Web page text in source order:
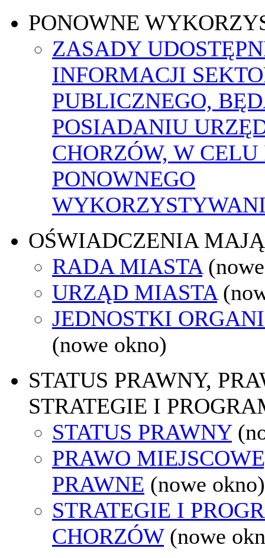
PONOWNE
ZASADY
INFORMACJI
PUBLICZNEGO,
POSIADANIU
CHORZÓW, W
PONOWNEGO
OŚWIADCZENIA
RADA MIASTA
URZĄD MIASTA
JEDNOSTKI
(nowe okno)
STATUS PRAWNY,
STRATEGIE I
STATUS PRAWNY
PRAWO
PRAWNE (nowe okno)
STRATEGIE I
CHORZÓW (nowe